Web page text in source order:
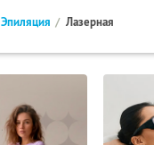
Эпиляция Лазерная